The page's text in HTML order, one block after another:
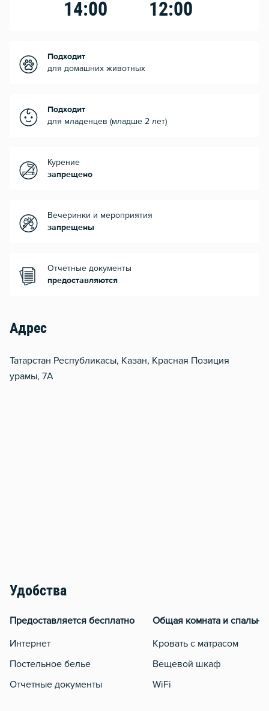
14:00 12:00
Подходит
для домашних животных
Подходит
для младенцев (младше 2 лет)
Курение
запрещено
Вечеринки и мероприятия
запрещены
Отчетные документы
предоставляются
Адрес
Татарстан Республикасы, Казан, Красная Позиция
урамы, 7А
Удобства
Предоставляется бесплатно
Интернет
Постельное белье
Отчетные документы
Общая комната и спальня
Кровать с матрасом
Вещевой шкаф
WiFi